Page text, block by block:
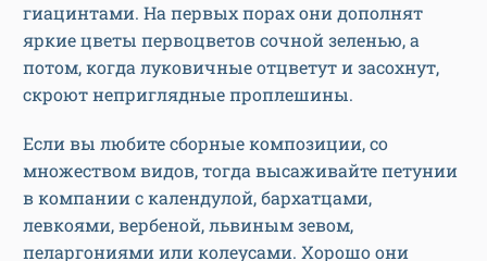
гиацинтами. На первых порах они дополнят
яркие цветы первоцветов сочной зеленью, а
потом, когда луковичные отцветут и засохнут,
скроют неприглядные проплешины.
Если вы любите сборные композиции, со
множеством видов, тогда высаживайте петунии
в компании с календулой, бархатцами,
левкоями, вербеной, львиным зевом,
пеларгониями или колеусами. Хорошо они